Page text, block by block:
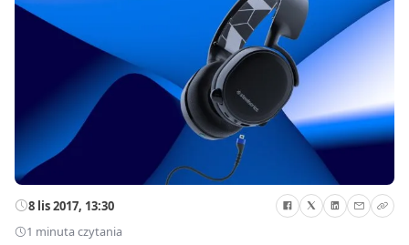
8 lis 2017, 13:30
1 minuta czytania